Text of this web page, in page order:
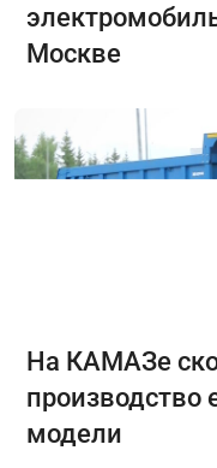
Москве
На КАМАЗе
производство
модели